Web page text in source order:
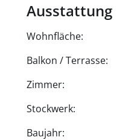
Ausstattung
Wohnfläche:
Balkon / Terrasse:
Zimmer:
Stockwerk:
Baujahr: